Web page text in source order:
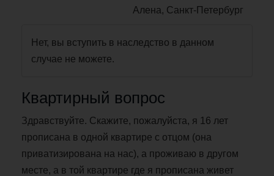
Алена, Санкт-Петербург
Нет, вы вступить в наследство в данном
случае не можете.
Квартирный вопрос
Здравствуйте. Скажите, пожалуйста, я 16 лет
прописана в одной квартире с отцом (она
приватизирована на нас), а проживаю в другом
месте, а в той квартире где я прописана живет